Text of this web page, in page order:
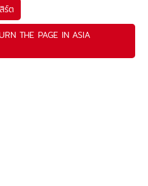
ร์ต
THE PAGE IN ASIA